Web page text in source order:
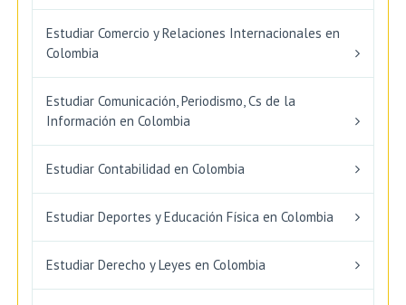
Estudiar Comercio y Relaciones Internacionales en
Colombia
Estudiar Comunicación, Periodismo, Cs de la
Información en Colombia
Estudiar Contabilidad en Colombia
Estudiar Deportes y Educación Física en Colombia
Estudiar Derecho y Leyes en Colombia